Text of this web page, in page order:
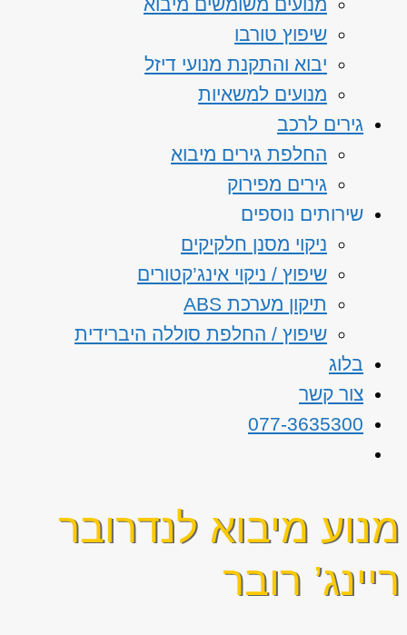
שיפוץ טורבו
יבוא והתקנת מנועי דיזל
מנועים למשאיות
גירים לרכב
החלפת גירים מיבוא
גירים מפירוק
שירותים נוספים
ניקוי מסנן חלקיקים
שיפוץ / ניקוי אינג’קטורים
תיקון מערכת ABS
שיפוץ / החלפת סוללה היברידית
בלוג
צור קשר
077-3635300
מנוע מיבוא לנדרובר
ריינג’ רובר